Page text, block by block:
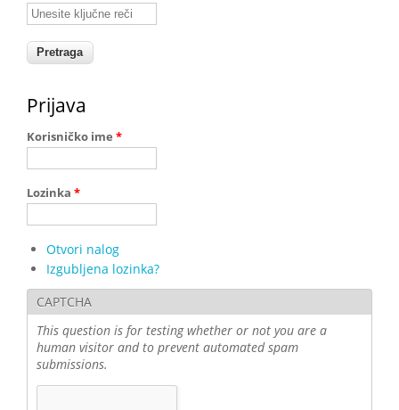
Unesite ključne reči
Prijava
Korisničko ime *
Lozinka *
Otvori nalog
Izgubljena lozinka?
CAPTCHA
This question is for testing whether or not you are a
human visitor and to prevent automated spam
submissions.